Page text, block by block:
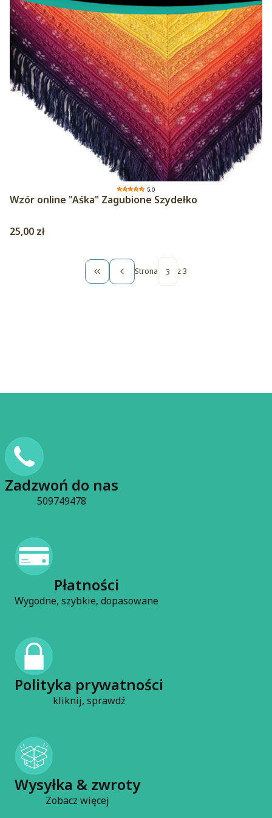
5.0
Wzór online "Aśka" Zagubione Szydełko
Cena
25,00 zł
Wróć do pierwszej strony z produktami
Strona z 3
Zadzwoń do nas
509749478
Płatności
Wygodne, szybkie, dopasowane
Polityka prywatności
kliknij, sprawdź
Wysyłka & zwroty
Zobacz więcej